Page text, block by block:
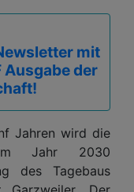
mit
Ausgabe der
Jahren wird die
im Jahr 2030
des Tagebaus